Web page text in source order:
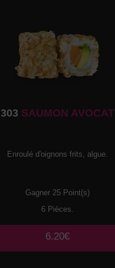
303 SAUMON AVOCAT
Enroulé d'oignons frits, algue.
Gagner 25 Point(s)
6 Pièces.
6.20€